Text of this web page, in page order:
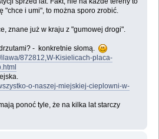
"chce i umi", to można sporo zrobić.
znane już w kraju z "gumowej drogi".
- konkretnie słomą.
872812,W-Kisielicach-placa-
o-naszej-miejskiej-cieplowni-w-
ponoć tyle, że na kilka lat starczy